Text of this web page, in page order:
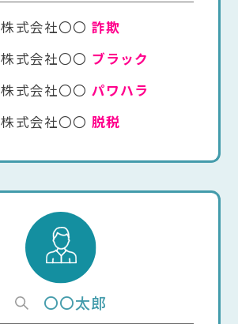
株式会社〇〇 詐欺
株式会社〇〇 ブラック
株式会社〇〇 パワハラ
株式会社〇〇 脱税
〇〇太郎